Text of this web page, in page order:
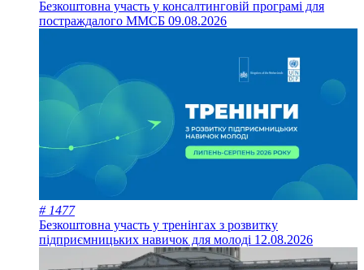
Безкоштовна участь у консалтинговій програмі для
постраждалого ММСБ 09.08.2026
# 1477
Безкоштовна участь у тренінгах з розвитку
підприємницьких навичок для молоді 12.08.2026